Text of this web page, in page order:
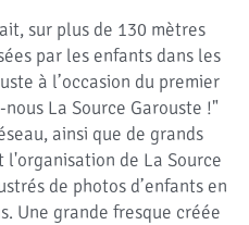
sur plus de 130 mètres
par les enfants dans les
à l’occasion du premier
La Source Garouste !"
ainsi que de grands
l'organisation de La Source
de photos d’enfants en
Une grande fresque créée